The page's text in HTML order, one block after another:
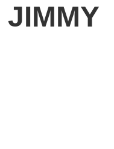
JIMMY